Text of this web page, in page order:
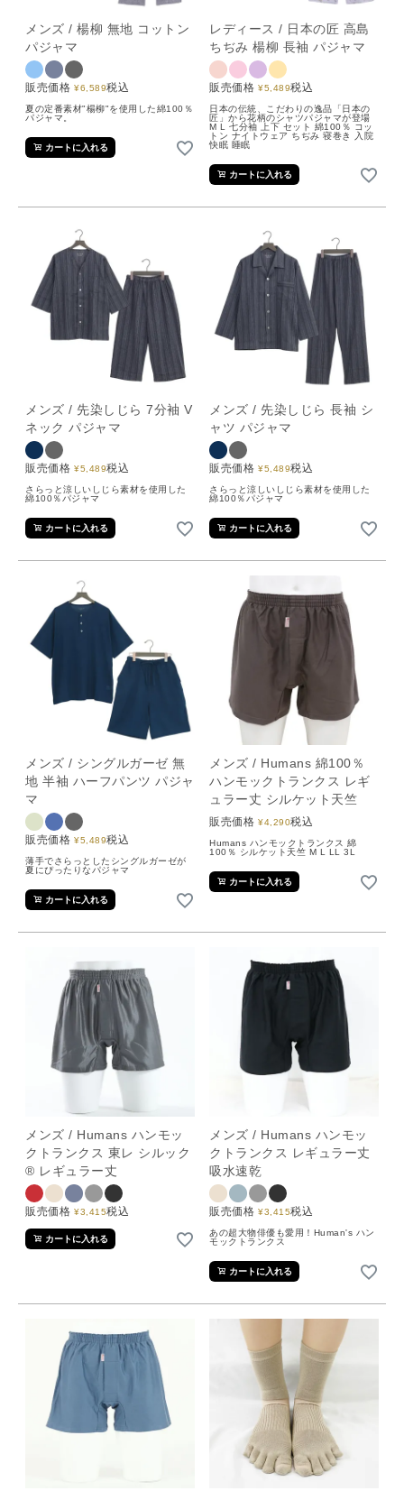
メンズ / 楊柳 無地 コットン
パジャマ
販売価格 ¥6,589税込
夏の定番素材"楊柳"を使用した綿100％
パジャマ。
カートに入れる
レディース / 日本の匠 高島
ちぢみ 楊柳 長袖 パジャマ
販売価格 ¥5,489税込
日本の伝統、こだわりの逸品「日本の
匠」から花柄のシャツパジャマが登場
M L 七分袖 上下 セット 綿100％ コッ
トン ナイトウェア ちぢみ 寝巻き 入院
快眠 睡眠
カートに入れる
メンズ / 先染しじら 7分袖 V
ネック パジャマ
販売価格 ¥5,489税込
さらっと涼しいしじら素材を使用した
綿100％パジャマ
カートに入れる
メンズ / 先染しじら 長袖 シ
ャツ パジャマ
販売価格 ¥5,489税込
さらっと涼しいしじら素材を使用した
綿100％パジャマ
カートに入れる
メンズ / シングルガーゼ 無
地 半袖 ハーフパンツ パジャ
マ
販売価格 ¥5,489税込
薄手でさらっとしたシングルガーゼが
夏にぴったりなパジャマ
カートに入れる
メンズ / Humans 綿100％
ハンモックトランクス レギ
ュラー丈 シルケット天竺
販売価格 ¥4,290税込
Humans ハンモックトランクス 綿
100％ シルケット天竺 M L LL 3L
カートに入れる
メンズ / Humans ハンモッ
クトランクス 東レ シルック
® レギュラー丈
販売価格 ¥3,415税込
カートに入れる
メンズ / Humans ハンモッ
クトランクス レギュラー丈
吸水速乾
販売価格 ¥3,415税込
あの超大物俳優も愛用！Human's ハン
モックトランクス
カートに入れる